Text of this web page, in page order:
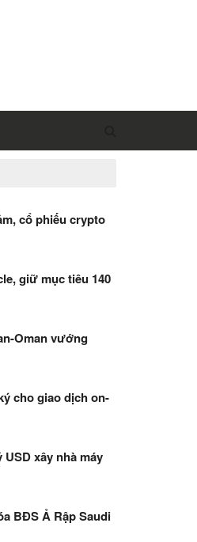
cổ phiếu crypto
giữ mục tiêu 140
Oman vướng
cho giao dịch on-
USD xây nhà máy
BĐS Ả Rập Saudi